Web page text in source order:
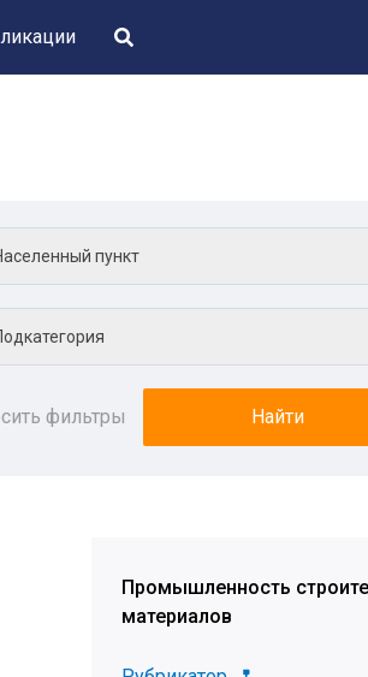
пункт
фильтры
Промышленность
материалов